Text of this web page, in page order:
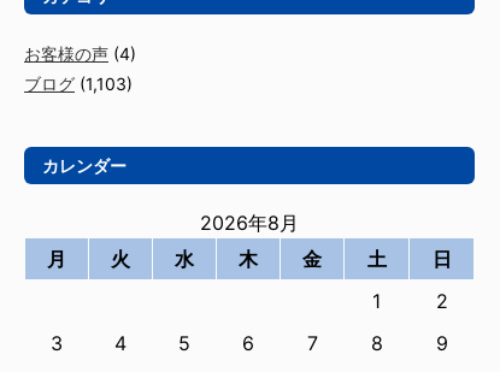
お客様の声 (4)
ブログ (1,103)
カレンダー
2026年8月
月
火 水 木 金 土
日
1
2
3
4 5 6 7 8
9